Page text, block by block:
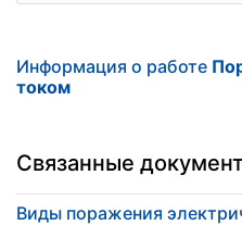
Информация о работе
током
Связанные
Виды поражения